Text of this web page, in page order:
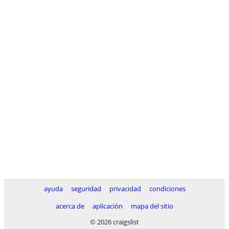
ayuda seguridad privacidad
condiciones
acerca de
aplicación
mapa del sitio
© 2026 craigslist